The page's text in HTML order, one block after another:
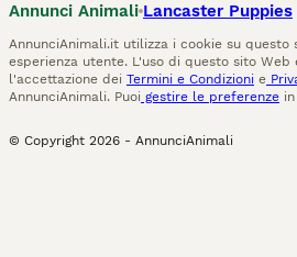
Annunci Animali Lancaster Puppies
AnnunciAnimali.it utilizza i cookie su
esperienza utente. L'uso di questo sito
l'accettazione dei Termini e Condizioni e
AnnunciAnimali. Puoi gestire le preferenze
© Copyright 2026 - AnnunciAnimali